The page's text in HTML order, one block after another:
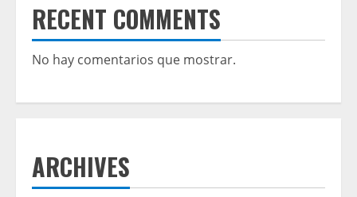
RECENT COMMENTS
No hay comentarios que mostrar.
ARCHIVES